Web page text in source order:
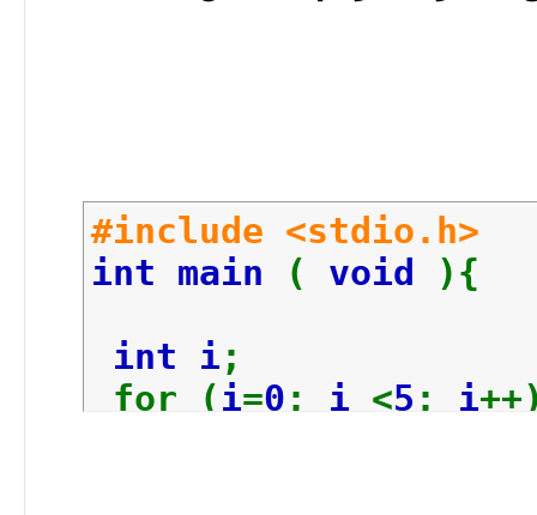
#include <stdio.h>
int main
( void
){
int i ;
for (i=0 ; i <5 ; i